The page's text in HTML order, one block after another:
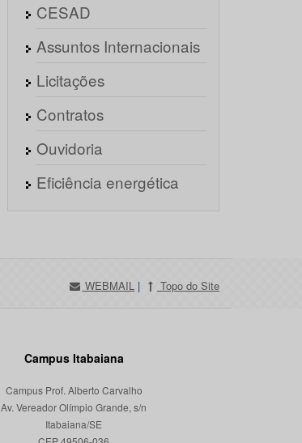
CESAD
Assuntos Internacionais
Licitações
Contratos
Ouvidoria
Eficiência energética
WEBMAIL | Topo do Site
Campus Itabaiana
Campus Prof. Alberto Carvalho
Av. Vereador Olímpio Grande, s/n
Itabaiana/SE